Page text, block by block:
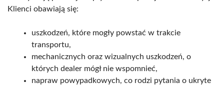
Klienci obawiają się:
uszkodzeń, które mogły powstać w trakcie
transportu,
mechanicznych oraz wizualnych uszkodzeń, o
których dealer mógł nie wspomnieć,
napraw powypadkowych, co rodzi pytania o ukryte